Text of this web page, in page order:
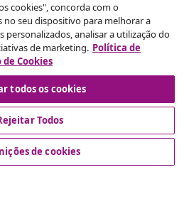
é um site da vidaXL
cookies", concorda com o
seu dispositivo para melhorar a
personalizados, analisar a utilização do
de marketing. Política de
Cookies
todos os cookies
Todos
de cookies